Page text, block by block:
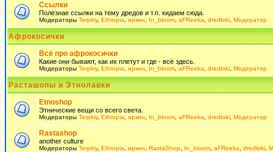
Ссылки
Полезнае ссылки на тему дредов и т.п. кидаем сюда.
Модераторы Terpkiy, Ethiopia иркин In_bloom aFReeka dredloki Модератор
Афрокосички
Всё про афрокосички
Какие они бывают, как их плетут и где - всё здесь.
Модераторы Terpkiy, Ethiopia иркин In_bloom aFReeka dredloki Модератор
Расташопы и Этнолавки
Etnoshop
Этнические вещи со всего света.
Модераторы Terpkiy, Ethiopia иркин In_bloom aFReeka dredloki Модератор
Rastashop
another culture
Модераторы Terpkiy, Ethiopia иркин RastaShop In_bloom aFReeka dredloki